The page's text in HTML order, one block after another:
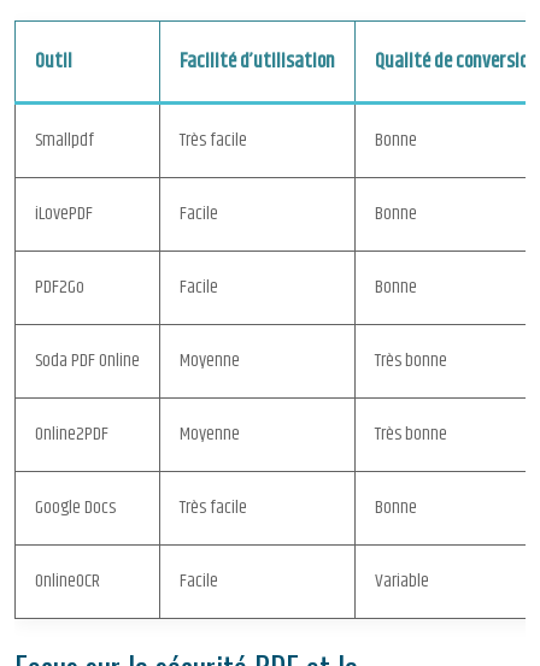
Outil Facilité d’utilisation Qualité de conversion
Smallpdf Très facile Bonne
iLovePDF Facile Bonne
PDF2Go Facile Bonne
Soda PDF Online Moyenne Très bonne
Online2PDF Moyenne Très bonne
Google Docs Très facile Bonne
OnlineOCR Facile Variable